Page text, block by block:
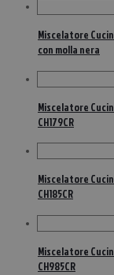
Miscelatore
con molla nera
Miscelatore
CH179CR
Miscelatore
CH185CR
Miscelatore
CH985CR